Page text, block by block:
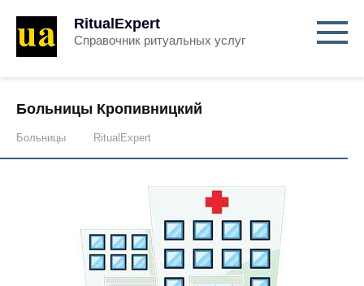
RitualExpert
Справочник ритуальных услуг
Больницы Кропивницкий
Больницы RitualExpert